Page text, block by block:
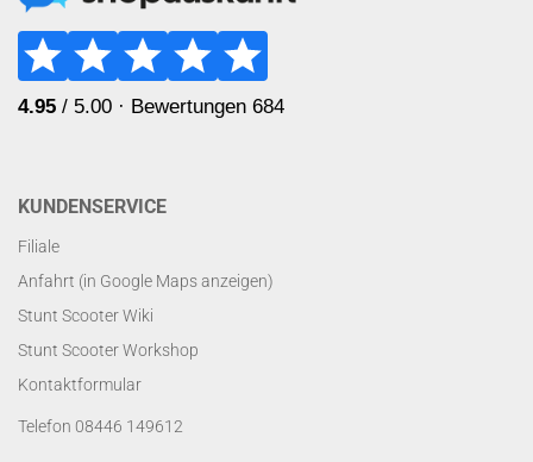
KUNDENSERVICE
Filiale
Anfahrt (in Google Maps anzeigen)
Stunt Scooter Wiki
Stunt Scooter Workshop
Kontaktformular
Telefon 08446 149612